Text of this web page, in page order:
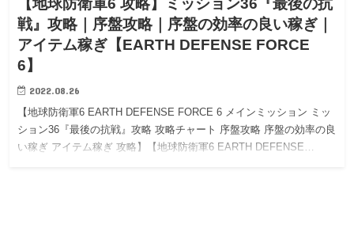
【地球防衛軍6 攻略】ミッション36『最後の抗
戦』攻略｜序盤攻略｜序盤の効率の良い稼ぎ｜
アイテム稼ぎ【EARTH DEFENSE FORCE
6】
2022.08.26
【地球防衛軍6 EARTH DEFENSE FORCE 6 メインミッション ミッ
ション36『最後の抗戦』攻略 攻略チャート 序盤攻略 序盤の効率の良
い稼ぎ アイテム稼ぎ 攻略】【地球防衛軍6 EARTH DEFENSE…